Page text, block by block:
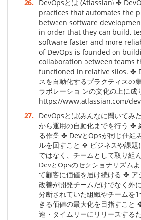
26. DevOpsとは (Atlassian) ✤
practices that automates the
between software
in order that they can build,
software faster and more
of DevOps is founded on
collaboration between teams
functioned in relative silos. ✤
スを自動化するプラクティスの
ラボレーショ ンの文化の上に成
https://www.atlassian.com/
27. DevOpsとは(みんなに聞いてみ
から運用の自動化までを行う ✤
る作業 ✤ DevとOpsが同じ仕組
ルを回すこと ✤ ビジネスや課題
ではなく、チームとして取り組
DevとOpsのセクショナリズム
て顧客に価値を届け続ける ✤ ア
改善が開発チームだけでなく外
分断されていた組織やチームを
きる価値の最大化を目指すこと
速・タイムリーにリリースする